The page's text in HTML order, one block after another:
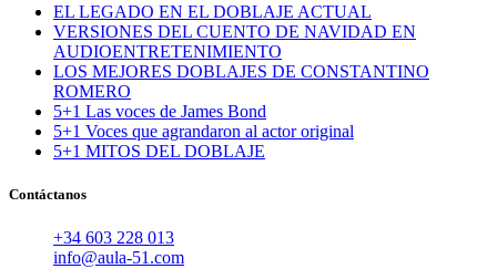
EL LEGADO EN EL DOBLAJE ACTUAL
VERSIONES DEL CUENTO DE NAVIDAD EN
AUDIOENTRETENIMIENTO
LOS MEJORES DOBLAJES DE CONSTANTINO
ROMERO
5+1 Las voces de James Bond
5+1 Voces que agrandaron al actor original
5+1 MITOS DEL DOBLAJE
Contáctanos
+34 603 228 013
info@aula-51.com